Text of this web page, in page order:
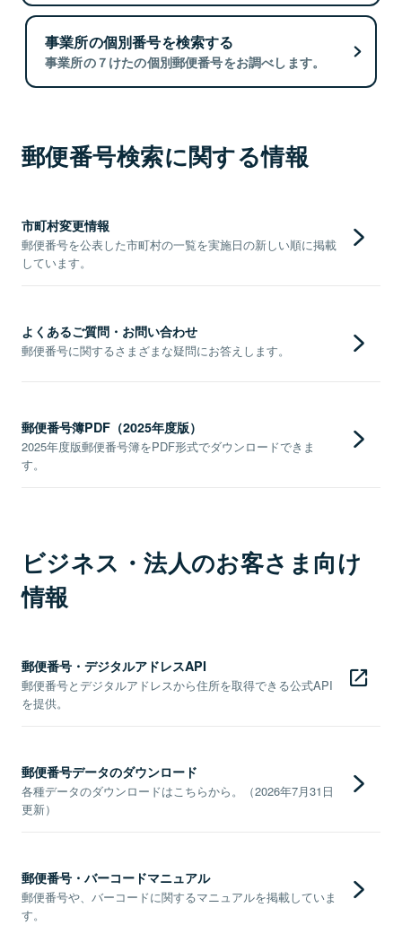
事業所の個別番号を検索する
事業所の７けたの個別郵便番号をお調べします。
郵便番号検索に関する情報
市町村変更情報
郵便番号を公表した市町村の一覧を実施日の新しい順に掲載
しています。
よくあるご質問・お問い合わせ
郵便番号に関するさまざまな疑問にお答えします。
郵便番号簿PDF（2025年度版）
2025年度版郵便番号簿をPDF形式でダウンロードできま
す。
ビジネス・法人のお客さま向け
情報
郵便番号・デジタルアドレスAPI
郵便番号とデジタルアドレスから住所を取得できる公式API
を提供。
郵便番号データのダウンロード
各種データのダウンロードはこちらから。（2026年7月31日
更新）
郵便番号・バーコードマニュアル
郵便番号や、バーコードに関するマニュアルを掲載していま
す。